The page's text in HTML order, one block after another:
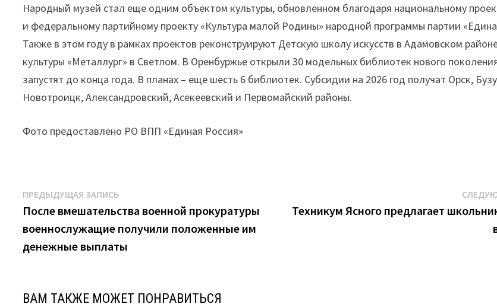
Народный музей стал еще одним объектом культуры, обновленном благодаря национальному
и федеральному партийному проекту «Культура малой Родины» народной программы партии
Также в этом году в рамках проектов реконструируют Детскую школу искусств в Адамовском
культуры «Металлург» в Светлом. В Оренбуржье открыли 30 модельных библиотек нового
запустят до конца года. В планах – еще шесть 6 библиотек. Субсидии на 2026 год получат Орск,
Новотроицк, Александровский, Асекеевский и Первомайский районы.
Фото предоставлено РО ВПП «Единая Россия»
Навигация
по
записям
ПРЕДЫДУЩАЯ ЗАПИСЬ
запись:
После вмешательства военной прокуратуры
военнослужащие получили положенные им
денежные выплаты
Техникум Ясного предлагает
ВАМ ТАКЖЕ МОЖЕТ ПОНРАВИТЬСЯ